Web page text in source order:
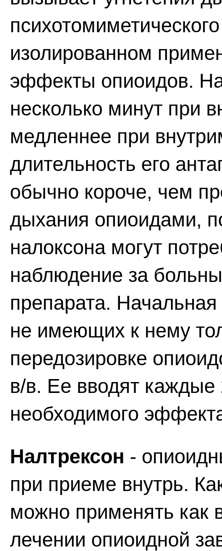
изолированном
эффекты опиоидов.
несколько минут при
медленнее при
длительность его
обычно короче, чем
дыхания опиоидами,
налоксона могут
наблюдение за
препарата.
не имеющих к нему
передозировке
в/в. Ее вводят
необходимого
Налтрексон -
при приеме внутрь.
можно применять как
лечении опиоидной